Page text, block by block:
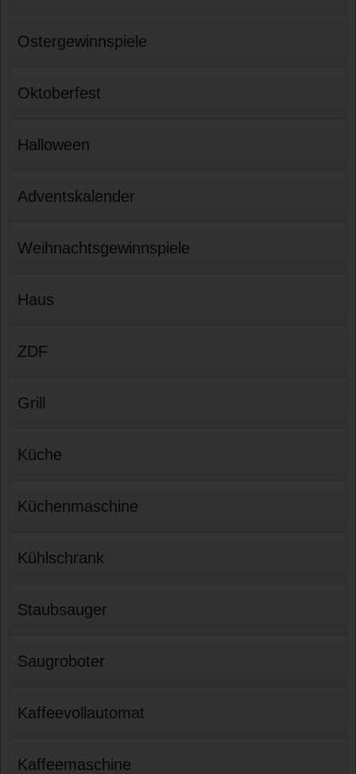
Ostergewinnspiele
Oktoberfest
Halloween
Adventskalender
Weihnachtsgewinnspiele
Haus
ZDF
Grill
Küche
Küchenmaschine
Kühlschrank
Staubsauger
Saugroboter
Kaffeevollautomat
Kaffeemaschine